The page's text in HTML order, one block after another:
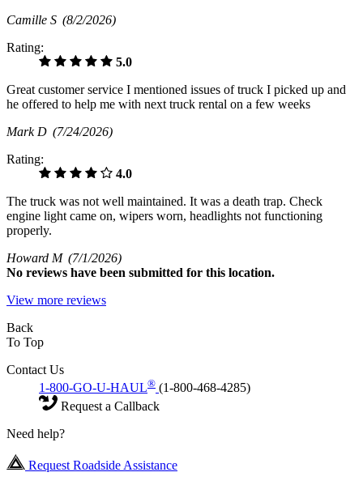
Camille S (8/2/2026)
Rating:
5.0
Great customer service I mentioned issues of truck I picked up and
he offered to help me with next truck rental on a few weeks
Mark D (7/24/2026)
Rating:
4.0
The truck was not well maintained. It was a death trap. Check
engine light came on, wipers worn, headlights not functioning
properly.
Howard M (7/1/2026)
No reviews have been submitted for this location.
View more reviews
Back
To Top
Contact Us
1-800-GO-U-HAUL® (1-800-468-4285)
Request a Callback
Need help?
Request Roadside Assistance